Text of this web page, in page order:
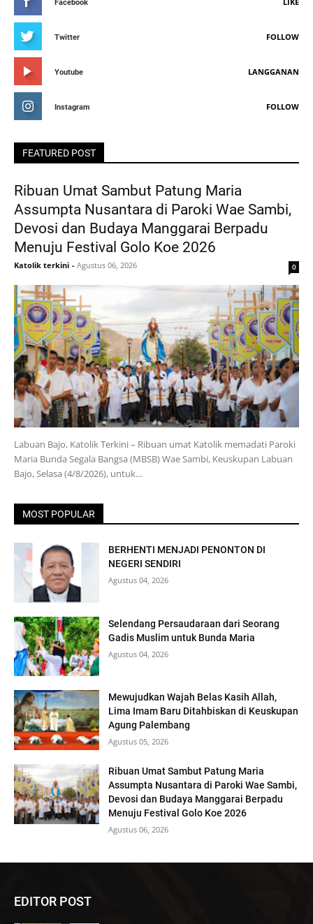
Facebook
Twitter FOLLOW
Youtube LANGGANAN
Instagram FOLLOW
FEATURED POST
Ribuan Umat Sambut Patung Maria
Assumpta Nusantara di Paroki Wae Sambi,
Devosi dan Budaya Manggarai Berpadu
Menuju Festival Golo Koe 2026
Katolik terkini - Agustus 06, 2026 0
Labuan Bajo, Katolik Terkini – Ribuan umat Katolik memadati Paroki
Maria Bunda Segala Bangsa (MBSB) Wae Sambi, Keuskupan Labuan
Bajo, Selasa (4/8/2026), untuk…
MOST POPULAR
BERHENTI MENJADI PENONTON DI
NEGERI SENDIRI
Agustus 04, 2026
Selendang Persaudaraan dari Seorang
Gadis Muslim untuk Bunda Maria
Agustus 04, 2026
Mewujudkan Wajah Belas Kasih Allah,
Lima Imam Baru Ditahbiskan di Keuskupan
Agung Palembang
Agustus 05, 2026
Ribuan Umat Sambut Patung Maria
Assumpta Nusantara di Paroki Wae Sambi,
Devosi dan Budaya Manggarai Berpadu
Menuju Festival Golo Koe 2026
Agustus 06, 2026
EDITOR POST